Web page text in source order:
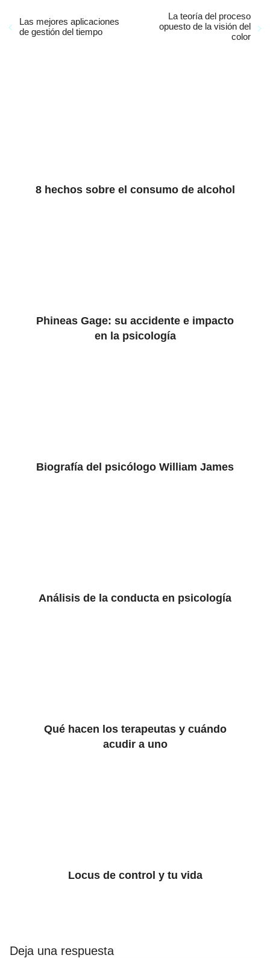
Las mejores aplicaciones
de gestión del tiempo
La teoría del proceso
opuesto de la visión del
color
8 hechos sobre el consumo de alcohol
Phineas Gage: su accidente e impacto
en la psicología
Biografía del psicólogo William James
Análisis de la conducta en psicología
Qué hacen los terapeutas y cuándo
acudir a uno
Locus de control y tu vida
Deja una respuesta